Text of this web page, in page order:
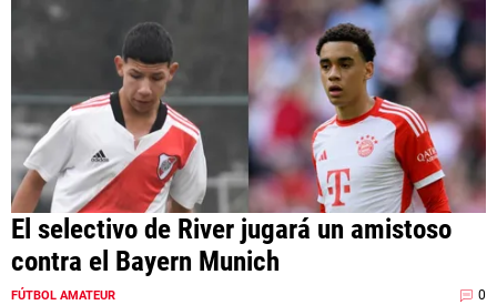
El selectivo de River jugará un amistoso
contra el Bayern Munich
FÚTBOL AMATEUR 0